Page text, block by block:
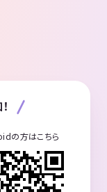
の方はこちら